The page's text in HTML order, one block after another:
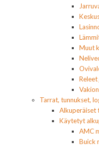
Muut
Tarrat, tunnukset,
Alkuperäiset
Käytetyt
AMC
Buick